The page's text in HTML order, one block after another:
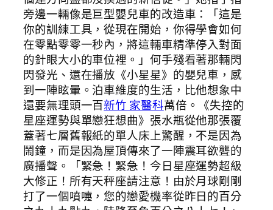
旁邊一輛像是巨型嬰兒車的改造車：「這是
你的訓練工具，從現在開始，你得學會如何
在零點零零一秒內，將這輛車精準停入對面
的針眼大小的車位裡。」何手殘看著那輛閃
閃發光、還在播放《小星星》的嬰兒車，感
到一陣眩暈。泊車維度的生活，比他想象中
還要無理頭一百新竹 家醫科萬倍。《失控的
星座運勢與單戀狂想曲》張水瓶從他那張覆
蓋著七層舊報紙的單人床上驚醒，不是因為
鬧鐘，而是因為屋頂傳來了一陣震耳欲聾的
廣播聲。「緊急！緊急！今日星座運勢超級
大修正！所有天秤座請注意！由於月球剛剛
打了一個噴嚏，您的戀愛機率從昨日的百分